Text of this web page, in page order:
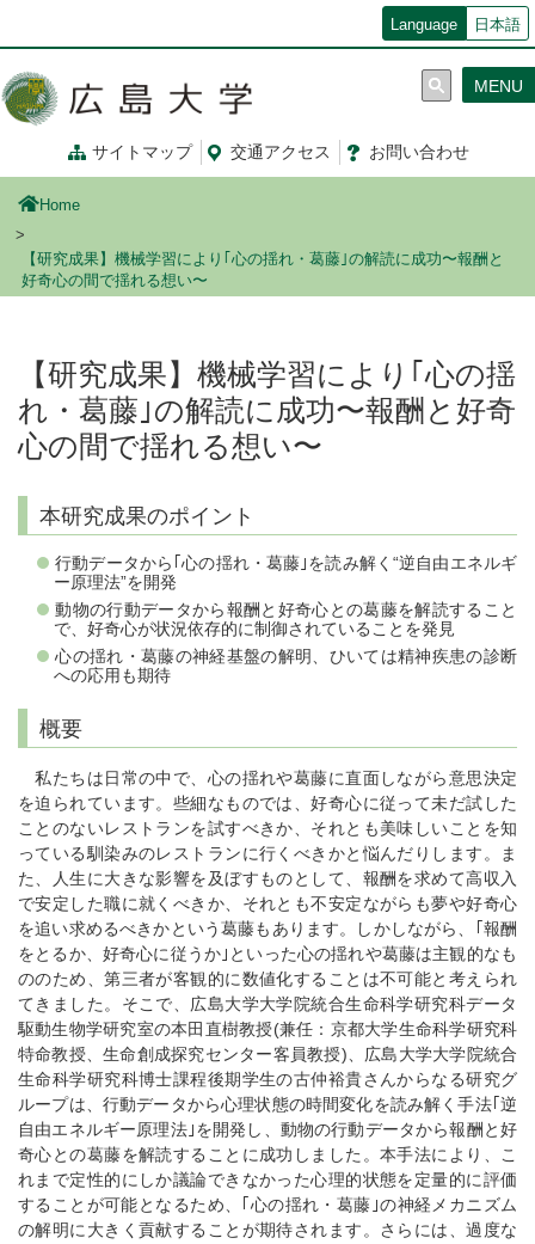
コ
ン
移
Language 日本語
サイトマップ 交通アクセス お問い合わせ
MENU
Home
【研究成果】機械学習により｢心の揺れ・葛藤｣の解読に成功〜報酬と
好奇心の間で揺れる想い〜
【研究成果】機械学習により｢心の揺
れ・葛藤｣の解読に成功〜報酬と好奇
心の間で揺れる想い〜
本研究成果のポイント
行動データから｢心の揺れ・葛藤｣を読み解く“逆自由エネルギ
ー原理法”を開発
動物の行動データから報酬と好奇心との葛藤を解読すること
で、好奇心が状況依存的に制御されていることを発見
心の揺れ・葛藤の神経基盤の解明、ひいては精神疾患の診断
への応用も期待
概要
私たちは日常の中で、心の揺れや葛藤に直面しながら意思決定
を迫られています。些細なものでは、好奇心に従って未だ試した
ことのないレストランを試すべきか、それとも美味しいことを知
っている馴染みのレストランに行くべきかと悩んだりします。ま
た、人生に大きな影響を及ぼすものとして、報酬を求めて高収入
で安定した職に就くべきか、それとも不安定ながらも夢や好奇心
を追い求めるべきかという葛藤もあります。しかしながら、｢報酬
をとるか、好奇心に従うか｣といった心の揺れや葛藤は主観的なも
ののため、第三者が客観的に数値化することは不可能と考えられ
てきました。そこで、広島大学大学院統合生命科学研究科データ
駆動生物学研究室の本田直樹教授(兼任：京都大学生命科学研究科
特命教授、生命創成探究センター客員教授)、広島大学大学院統合
生命科学研究科博士課程後期学生の古仲裕貴さんからなる研究グ
ループは、行動データから心理状態の時間変化を読み解く手法｢逆
自由エネルギー原理法｣を開発し、動物の行動データから報酬と好
奇心との葛藤を解読することに成功しました。本手法により、こ
れまで定性的にしか議論できなかった心理的状態を定量的に評価
することが可能となるため、｢心の揺れ・葛藤｣の神経メカニズム
の解明に大きく貢献することが期待されます。さらには、過度な